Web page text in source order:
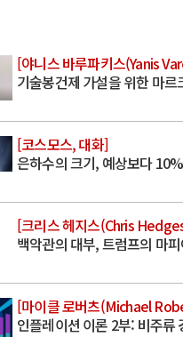
[야니스 바루파키스(Yanis
기술봉건제 가설을 위한 마르
[코스모스, 대화]
은하수의 크기, 예상보다
[크리스 헤지스(Chris
백악관의 대부, 트럼프의 마
[마이클 로버츠(Michael
인플레이션 이론 2부: 비주류